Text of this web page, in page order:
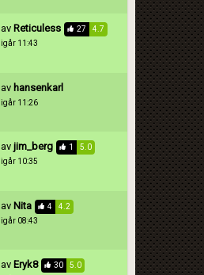
av Reticuless 27
4.7
igår 11:43
av hansenkarl
igår 11:26
av jim_berg 1
5.0
igår 10:35
av Nita 4
4.2
igår 08:43
av Eryk8 30
5.0